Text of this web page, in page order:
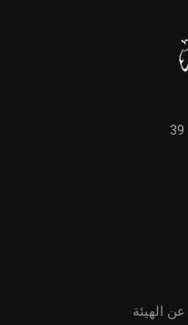
عن الهيئة